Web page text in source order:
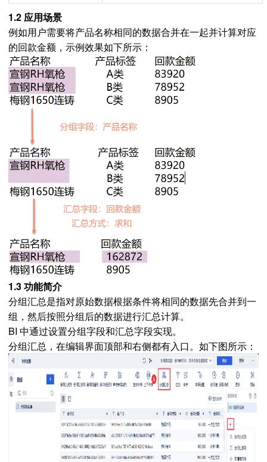
1.2 应用场景
例如用户需要将产品名称相同的数据合并在一起并计算对应
的回款金额，示例效果如下所示：
1.3 功能简介
分组汇总是指对原始数据根据条件将相同的数据先合并到一
组，然后按照分组后的数据进行汇总计算。
BI 中通过设置分组字段和汇总字段实现。
分组汇总，在编辑界面顶部和右侧都有入口。如下图所示：